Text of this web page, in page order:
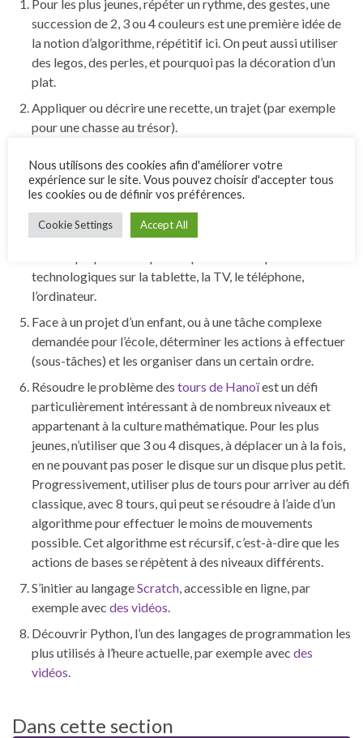
Pour les plus jeunes, répéter un rythme, des gestes, une
succession de 2, 3 ou 4 couleurs est une première idée de
la notion d’algorithme, répétitif ici. On peut aussi utiliser
des legos, des perles, et pourquoi pas la décoration d’un
plat.
Appliquer ou décrire une recette, un trajet (par exemple
pour une chasse au trésor).
ou sur un quadrillage), se familiariser avec des robots tels
que Bee Bot (application sur tablette, ou
en ligne
d’autres applications similaires sur tablette sont des
introductions dynamiques à la programmation.
technologiques sur la tablette, la TV, le téléphone,
l’ordinateur.
Face à un projet d’un enfant, ou à une tâche complexe
demandée pour l’école, déterminer les actions à effectuer
(sous-tâches) et les organiser dans un certain ordre.
Résoudre le problème des tours de Hanoïest un défi
particulièrement intéressant à de nombreux niveaux et
appartenant à la culture mathématique. Pour les plus
jeunes, n’utiliser que 3 ou 4 disques, à déplacer un à la fois,
en ne pouvant pas poser le disque sur un disque plus petit.
Progressivement, utiliser plus de tours pour arriver au défi
classique, avec 8 tours, qui peut se résoudre à l’aide d’un
algorithme pour effectuer le moins de mouvements
possible. Cet algorithme est récursif, c’est-à-dire que les
actions de bases se répètent à des niveaux différents.
S’initier au langageScratch, accessible en ligne, par
exemple avec des vidéos.
Découvrir Python, l’un des langages de programmation les
plus utilisés à l’heure actuelle, par exemple avec des
vidéos.
Dans cette section
Nous utilisons des cookies afin d'améliorer votre
expérience sur le site. Vous pouvez choisir d'accepter tous
les cookies ou de définir vos préférences.
Cookie Settings Accept All